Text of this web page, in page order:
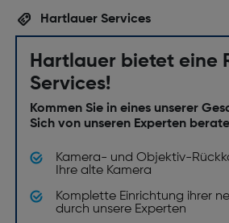
Hartlauer Services
Hartlauer bietet eine
Services!
Kommen Sie in eines unserer
Sich von unseren Experten
Kamera- und Objektiv-
Ihre alte Kamera
Komplette Einrichtung ihrer
durch unsere Experten